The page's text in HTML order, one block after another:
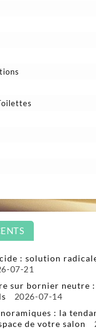
: solution
07-21
sur bornier neutre :
2026-07-14
: la
de votre salon